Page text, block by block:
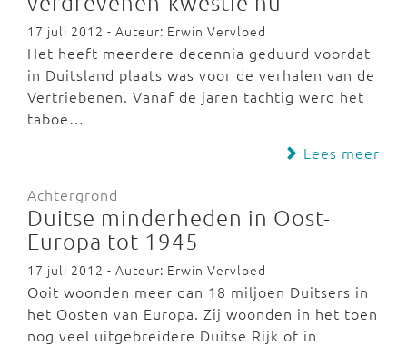
17 juli 2012 - Auteur: Erwin Vervloed
Het heeft meerdere decennia geduurd voordat
in Duitsland plaats was voor de verhalen van de
Vertriebenen. Vanaf de jaren tachtig werd het
taboe…
Lees meer
Achtergrond
Duitse minderheden in Oost-
Europa tot 1945
17 juli 2012 - Auteur: Erwin Vervloed
Ooit woonden meer dan 18 miljoen Duitsers in
het Oosten van Europa. Zij woonden in het toen
nog veel uitgebreidere Duitse Rijk of in